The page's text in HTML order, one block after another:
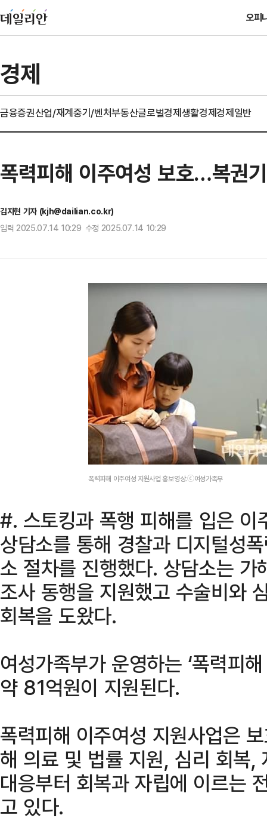
오피
경제
금융증권산업/재계중기/벤처부동산글로벌경제생활경제경제일반
폭력피해 이주여성 보호…복권
김지현 기자 (kjh@dailian.co.kr)
입력 2025.07.14 10:29 수정 2025.07.14 10:29
폭력피해 이주여성 지원사업 홍보영상.ⓒ여성가족부
#. 스토킹과 폭행 피해를 입은
상담소를 통해 경찰과 디지털성
소 절차를 진행했다. 상담소는
조사 동행을 지원했고 수술비와
회복을 도왔다.
여성가족부가 운영하는 ‘폭력피
약 81억원이 지원된다.
폭력피해 이주여성 지원사업은
해 의료 및 법률 지원, 심리 회복,
대응부터 회복과 자립에 이르는
고 있다.